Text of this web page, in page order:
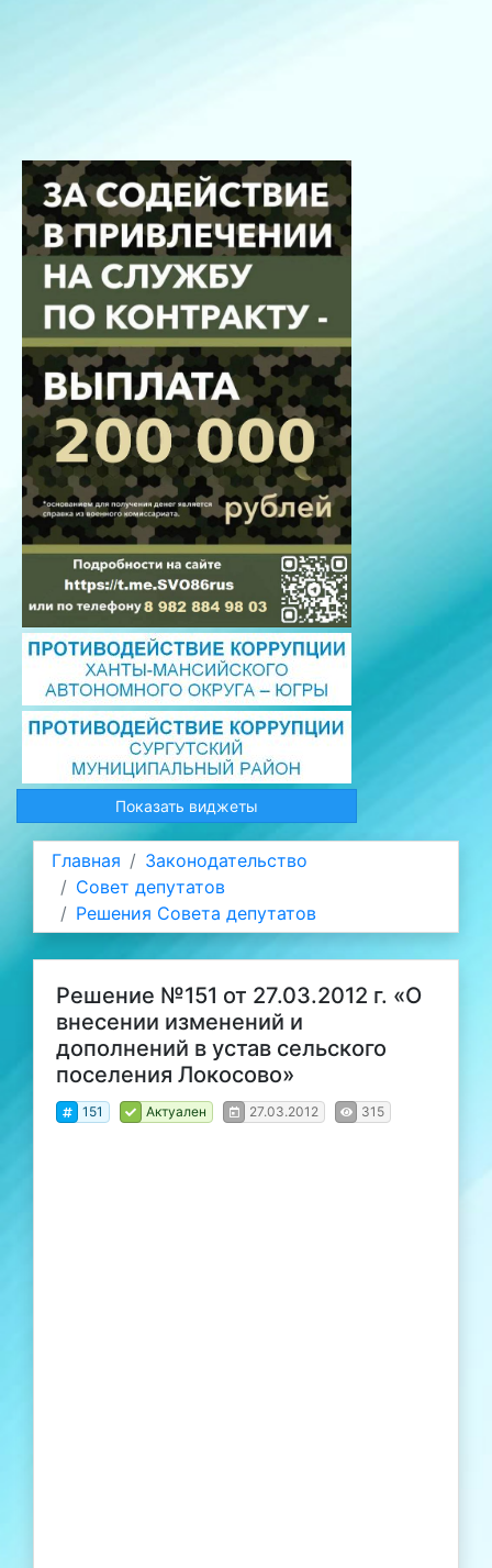
Показать виджеты
Главная
Законодательство
Совет депутатов
Решения Совета депутатов
Решение №151 от 27.03.2012 г. «О
внесении изменений и
дополнений в устав сельского
поселения Локосово»
151 Актуален 27.03.2012 315